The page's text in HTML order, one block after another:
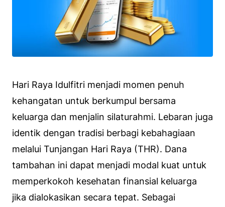
Hari Raya Idulfitri menjadi momen penuh
kehangatan untuk berkumpul bersama
keluarga dan menjalin silaturahmi. Lebaran juga
identik dengan tradisi berbagi kebahagiaan
melalui Tunjangan Hari Raya (THR). Dana
tambahan ini dapat menjadi modal kuat untuk
memperkokoh kesehatan finansial keluarga
jika dialokasikan secara tepat. Sebagai